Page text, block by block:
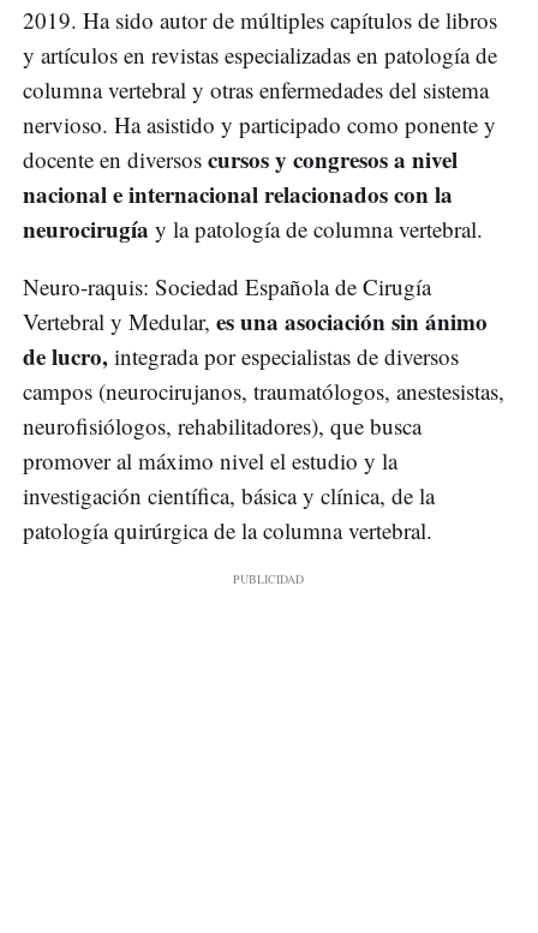
2019. Ha sido autor de múltiples capítulos de libros
y artículos en revistas especializadas en patología de
columna vertebral y otras enfermedades del sistema
nervioso. Ha asistido y participado como ponente y
docente en diversos cursos y congresos a nivel
nacional e internacional relacionados con la
neurocirugía y la patología de columna vertebral.
Neuro-raquis: Sociedad Española de Cirugía
Vertebral y Medular, es una asociación sin ánimo
de lucro, integrada por especialistas de diversos
campos (neurocirujanos, traumatólogos, anestesistas,
neurofisiólogos, rehabilitadores), que busca
promover al máximo nivel el estudio y la
investigación científica, básica y clínica, de la
patología quirúrgica de la columna vertebral.